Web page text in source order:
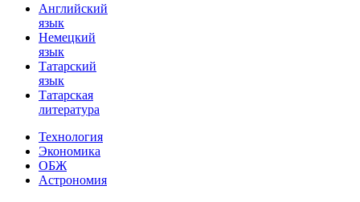
Английский
язык
Немецкий
язык
Татарский
язык
Татарская
литература
Технология
Экономика
ОБЖ
Астрономия